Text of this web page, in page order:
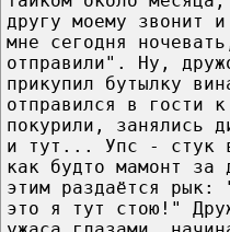
другу моему звонит
мне сегодня
отправили". Ну,
прикупил бутылку
отправился в гости
покурили, занялись
и тут... Упс - стук
как будто мамонт за
этим раздаётся
это я тут стою!"